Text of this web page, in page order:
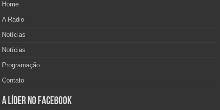
Home
A Rádio
Notícias
Notícias
Programação
Contato
A Líder no Facebook